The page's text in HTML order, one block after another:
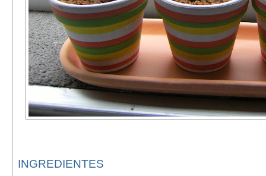
INGREDIENTES